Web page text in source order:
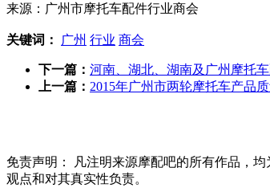
来源：广州市摩托车配件行业商会
关键词： 广州 行业 商会
下一篇： 河南、湖北、湖南及广州摩托
上一篇： 2015年广州市两轮摩托车产品
免责声明：
凡注明来源摩配吧的所有作品，
观点和对其真实性负责。